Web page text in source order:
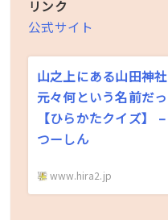
リンク
公式サイト
山之上にある山田神
元々何という名前だ
【ひらかたクイズ】
つーしん
www.hira2.jp